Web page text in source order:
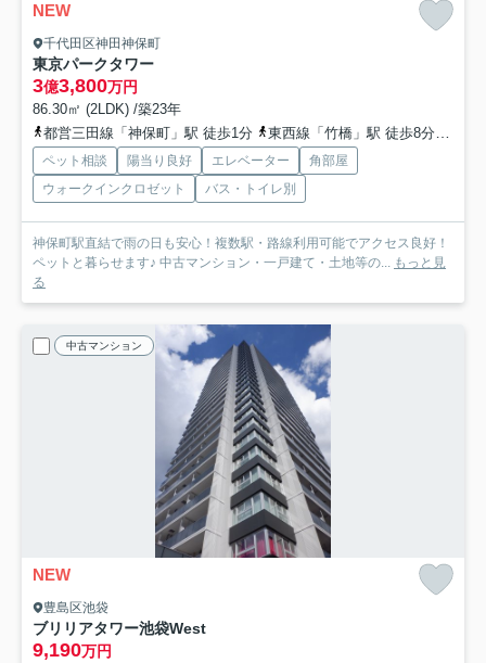
NEW
千代田区神田神保町
東京パークタワー
3億3,800万円
86.30㎡ (2LDK) /築23年
都営三田線「神保町」駅 徒歩1分
東西線「竹橋」駅 徒歩8分
ペット相談 陽当り良好 エレベーター
角部屋
ウォークインクロゼット
バス・トイレ別
神保町駅直結で雨の日も安心！複数駅・路線利用可能でアクセス良好！
ペットと暮らせます♪ 中古マンション・一戸建て・土地等の... もっと見
る
中古マンション
NEW
豊島区池袋
ブリリアタワー池袋West
9,190万円